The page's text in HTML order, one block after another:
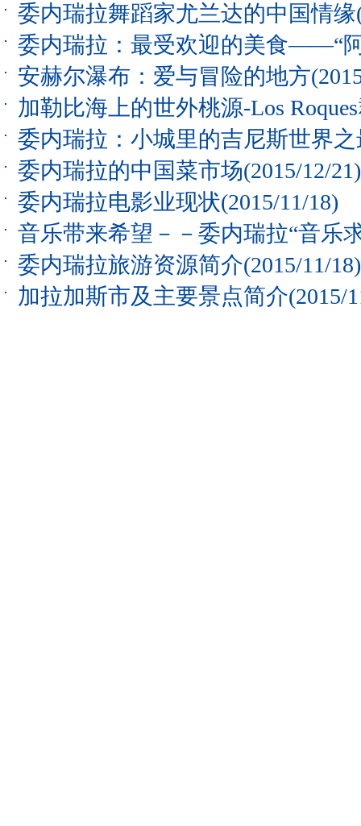
委内瑞拉舞蹈家尤兰达的中国情缘
委内瑞拉：最受欢迎的美食——“
安赫尔瀑布：爱与冒险的地方
加勒比海上的世外桃源-Los
委内瑞拉：小城里的吉尼斯世界
委内瑞拉的中国菜市场(2015/12/21)
委内瑞拉电影业现状(2015/11/18)
音乐带来希望－－委内瑞拉“音乐
委内瑞拉旅游资源简介(2015/11/18)
加拉加斯市及主要景点简介(2015/